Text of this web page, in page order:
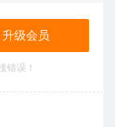
级会员
错误！